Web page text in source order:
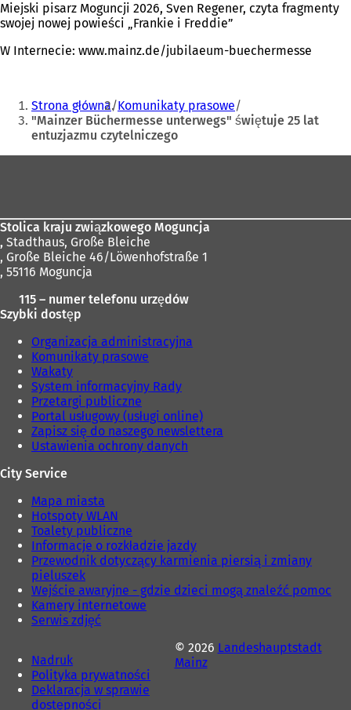
Miejski pisarz Moguncji 2026, Sven Regener, czyta fragmenty
swojej nowej powieści „Frankie i Freddie”
W Internecie: www.mainz.de/jubilaeum-buechermesse
Jesteś
tutaj:
Strona główna Komunikaty prasowe
"Mainzer Büchermesse unterwegs" świętuje 25 lat
entuzjazmu czytelniczego
Stolica kraju związkowego Moguncja
, Stadthaus, Große Bleiche
, Große Bleiche 46/Löwenhofstraße 1
, 55116 Moguncja
115 – numer telefonu urzędów
Szybki dostęp
Organizacja administracyjna
Komunikaty prasowe
Wakaty
System informacyjny Rady
Przetargi publiczne
Portal usługowy (usługi online)
Zapisz się do naszego newslettera
Ustawienia ochrony danych
City Service
Mapa miasta
Hotspoty WLAN
Toalety publiczne
Informacje o rozkładzie jazdy
Przewodnik dotyczący karmienia piersią i zmiany
pieluszek
Wejście awaryjne - gdzie dzieci mogą znaleźć pomoc
Kamery internetowe
Serwis zdjęć
Nadruk
Polityka prywatności
Deklaracja w sprawie
dostępności
© 2026 Landeshauptstadt
Mainz